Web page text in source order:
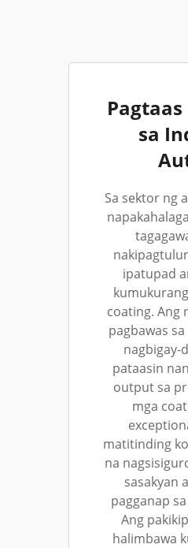
sa
Sa sektor ng
ipatupad
coating. Ang
pagbawas
nagbigay-
pataasin
output sa
mga
matitinding
na
sasakyan
pagganap
Ang
halimbawa